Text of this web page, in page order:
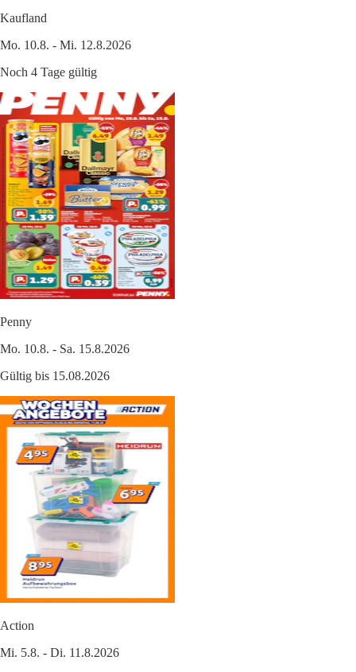
Kaufland
Mo. 10.8. - Mi. 12.8.2026
Noch 4 Tage gültig
Penny
Mo. 10.8. - Sa. 15.8.2026
Gültig bis 15.08.2026
Action
Mi. 5.8. - Di. 11.8.2026